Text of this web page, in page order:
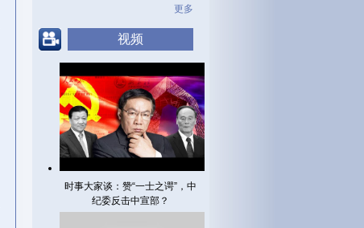
更多
视频
时事大家谈：赞“一士之谔”，中
纪委反击中宣部？